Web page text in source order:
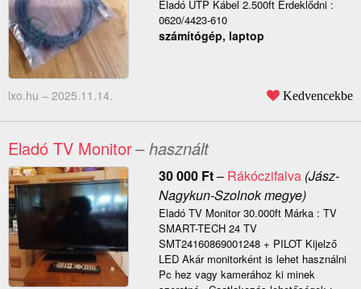
Eladó UTP Kábel 2.500ft Érdeklődni :
0620/4423-610
számítógép, laptop
lxo.hu – 2025.11.14. Kedvencekbe
Eladó TV Monitor– használt
30 000 Ft– Rákóczifalva(Jász-
Nagykun-Szolnok megye)
Eladó TV Monitor 30.000ft Márka : TV
SMART-TECH 24 TV
SMT24160869001248 + PILOT Kijelző
LED Akár monitorként is lehet használni
Pc hez vagy kamerához ki minek